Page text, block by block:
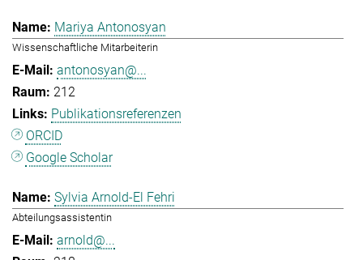
Mariya Antonosyan
Wissenschaftliche Mitarbeiterin
antonosyan@...
212
Publikationsreferenzen
ORCID
Google Scholar
Sylvia Arnold-El Fehri
Abteilungsassistentin
arnold@...